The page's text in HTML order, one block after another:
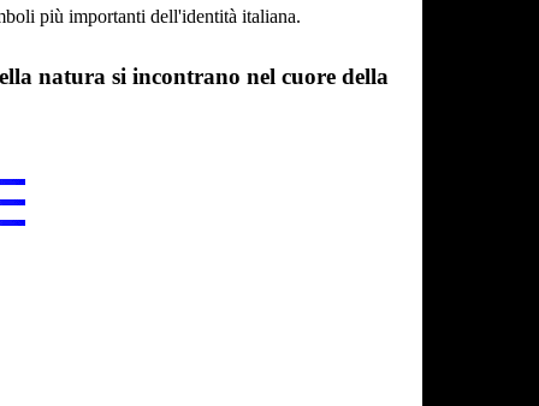
più importanti dell'identità italiana.
natura si incontrano nel cuore della